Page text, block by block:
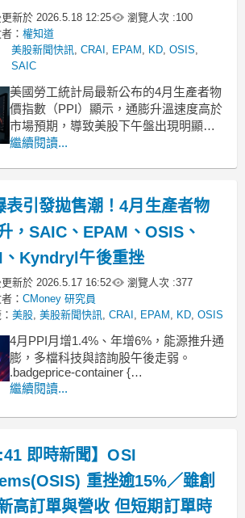
新於 2026.5.18 12:25 瀏覽人次 :100
： 權知道
美股新聞快訊,CRAI , EPAM , KD,OSIS,
SAIC
美國勞工統計局最新公布的4月生產者物
價指數（PPI）顯示，通膨升溫速度高於
市場預期，導致美股下午盤出現明顯跌
勢，包含CRA International(CRAI)、
Systems(EPAM)與Kynd
繼續閱讀...
表引發拋售潮！4月生產者物
，SAIC、EPAM、OSIS、
、Kyndryl午後重挫
新於 2026.5.17 16:52 瀏覽人次 :377
： CMoney 研究員
美股, 美股新聞快訊, CRAI , EPAM , KD, OSIS
4月PPI月增1.4%、年增6%，能源推升通
膨，多檔科技與諮詢股午後走弱。
.badgeprice-container {
display: flex !important;
繼續閱讀...
即時新聞】OSI
重挫逾15%／雖創
高訂單與營收 但短期訂單時